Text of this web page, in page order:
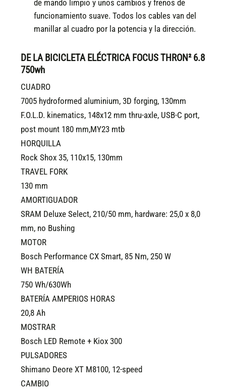
de mando limpio y unos cambios y frenos de
funcionamiento suave. Todos los cables van del
manillar al cuadro por la potencia y la dirección.
DE LA BICICLETA ELÉCTRICA FOCUS THRON² 6.8
750wh
CUADRO
7005 hydroformed aluminium, 3D forging, 130mm
F.O.L.D. kinematics, 148x12 mm thru-axle, USB-C port,
post mount 180 mm,MY23 mtb
HORQUILLA
Rock Shox 35, 110x15, 130mm
TRAVEL FORK
130 mm
AMORTIGUADOR
SRAM Deluxe Select, 210/50 mm, hardware: 25,0 x 8,0
mm, no Bushing
MOTOR
Bosch Performance CX Smart, 85 Nm, 250 W
WH BATERÍA
750 Wh/630Wh
BATERÍA AMPERIOS HORAS
20,8 Ah
MOSTRAR
Bosch LED Remote + Kiox 300
PULSADORES
Shimano Deore XT M8100, 12-speed
CAMBIO